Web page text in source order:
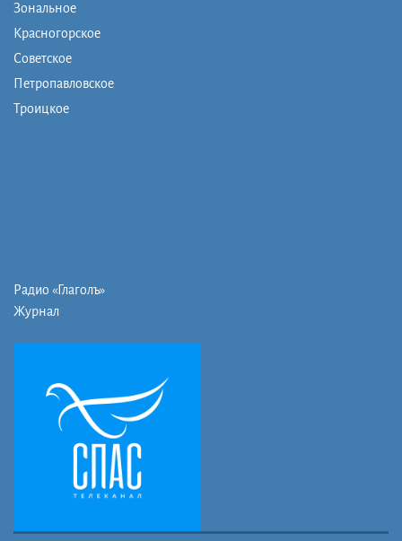
Зональное
Красногорское
Советское
Петропавловское
Троицкое
Радио «Глаголъ»
Журнал